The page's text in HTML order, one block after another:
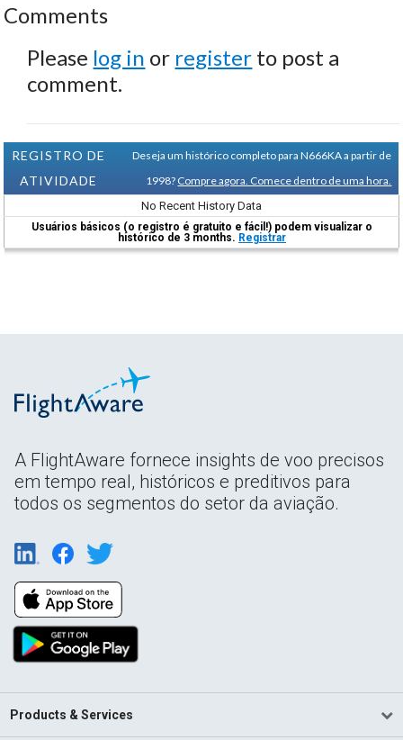
Comments
Please log in or register to post a
comment.
REGISTRO DE
ATIVIDADE
Deseja um histórico completo para N666KA a partir de
1998? Compre agora. Comece dentro de uma hora.
No Recent History Data
Usuários básicos (o registro é gratuito e fácil!) podem visualizar o
histórico de 3 months. Registrar
A FlightAware fornece insights de voo precisos
em tempo real, históricos e preditivos para
todos os segmentos do setor da aviação.
Products & Services